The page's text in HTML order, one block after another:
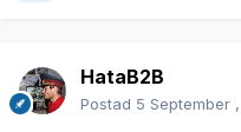
HataB2B
Postad 5 September